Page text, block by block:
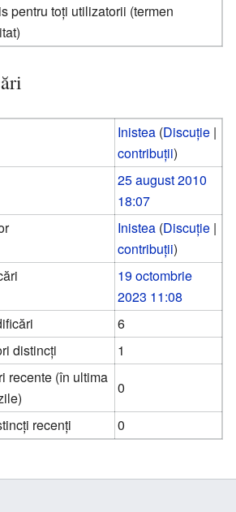
pentru toți utilizatorii (termen
Inistea (Discuție |
contribuții)
25 august 2010
18:07
Inistea (Discuție |
contribuții)
19 octombrie
2023 11:08
6
distincți
1
recente (în ultima
0
recenți
0